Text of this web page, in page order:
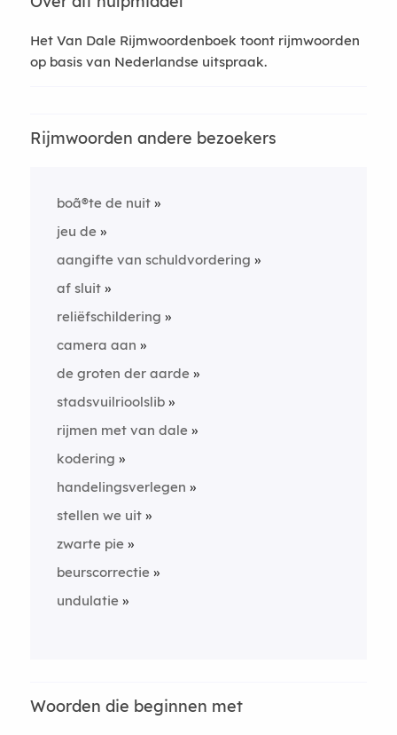
Het Van Dale Rijmwoordenboek toont rijmwoorden
op basis van Nederlandse uitspraak.
Rijmwoorden andere bezoekers
boã®te de nuit
jeu de
aangifte van schuldvordering
af sluit
reliëfschildering
camera aan
de groten der aarde
stadsvuilrioolslib
rijmen met van dale
kodering
handelingsverlegen
stellen we uit
zwarte pie
beurscorrectie
undulatie
Woorden die beginnen met